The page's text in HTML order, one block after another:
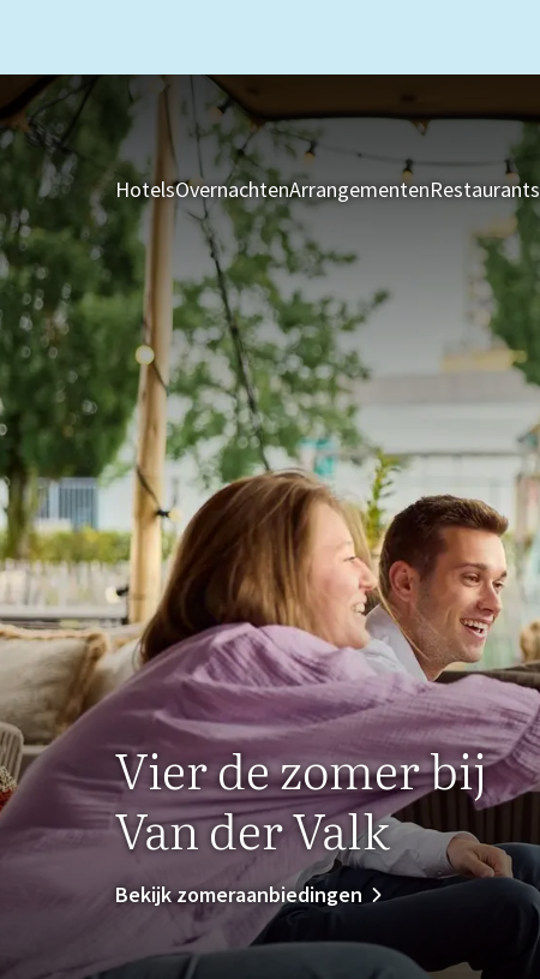
HotelsOvernachtenArrangementenRestaurants
Vier de zomer bij
Van der Valk
Bekijk zomeraanbiedingen